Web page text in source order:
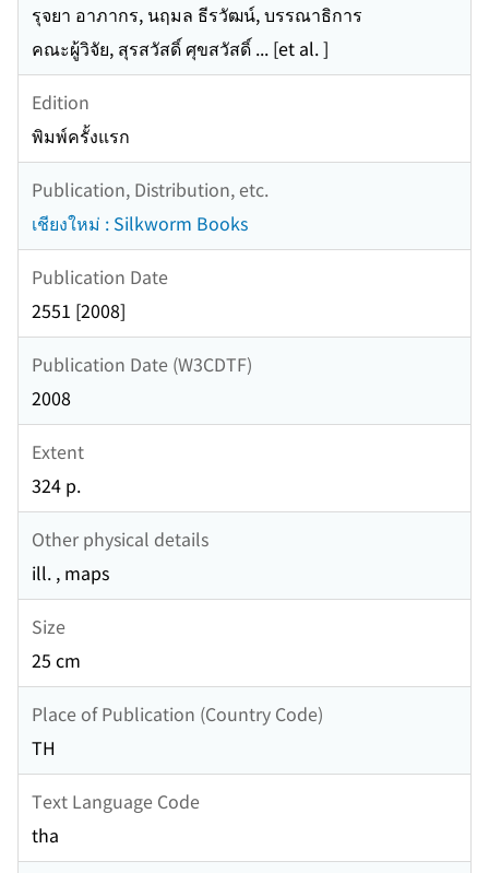
รุจยา อาภากร, นฤมล ธีรวัฒน์, บรรณาธิการ
คณะผู้วิจัย, สุรสวัสดิ์ ศุขสวัสดิ์ ... [et al. ]
Edition
พิมพ์ครั้งแรก
Publication, Distribution, etc.
เชียงใหม่ : Silkworm Books
Publication Date
2551 [2008]
Publication Date (W3CDTF)
2008
Extent
324 p.
Other physical details
ill. , maps
Size
25 cm
Place of Publication (Country Code)
TH
Text Language Code
tha